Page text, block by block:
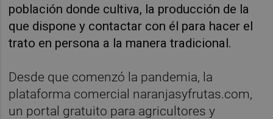
población donde cultiva, la producción de la
que dispone y contactar con él para hacer el
trato en persona a la manera tradicional.
Desde que comenzó la pandemia, la
plataforma comercial naranjasyfrutas.com,
un portal gratuito para agricultores y